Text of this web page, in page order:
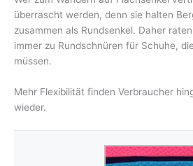
überrascht werden, denn sie halten
zusammen als Rundsenkel. Daher
immer zu Rundschnüren für Schuhe,
müssen.
Mehr Flexibilität finden Verbraucher
wieder.